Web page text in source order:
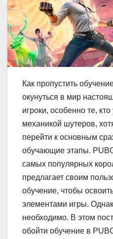
Как пропустить
окунуться в мир
игроки, особенно те,
механикой шутеров,
перейти к основным
обучающие этапы.
самых популярных
предлагает своим
обучение, чтобы
элементами игры.
необходимо. В этом
обойти обучение в